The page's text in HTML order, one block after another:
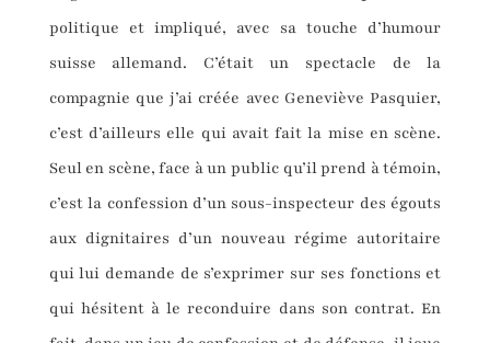
politique et impliqué, avec sa touche d’humour
suisse allemand. C’était un spectacle de la
compagnie que j’ai créée avec Geneviève Pasquier,
c’est d’ailleurs elle qui avait fait la mise en scène.
Seul en scène, face à un public qu’il prend à témoin,
c’est la confession d’un sous-inspecteur des égouts
aux dignitaires d’un nouveau régime autoritaire
qui lui demande de s’exprimer sur ses fonctions et
qui hésitent à le reconduire dans son contrat. En